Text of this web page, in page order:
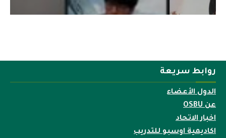
روابط سريعة
الدول الأعضاء
عن OSBU
اخبار الاتحاد
اكاديمية اوسبو للتدريب